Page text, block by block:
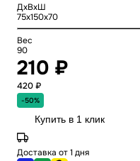
ДхВхШ
75x150x70
Вес
90
210 ₽
420 ₽
-50%
Купить в 1 клик
Доставка от 1 дня